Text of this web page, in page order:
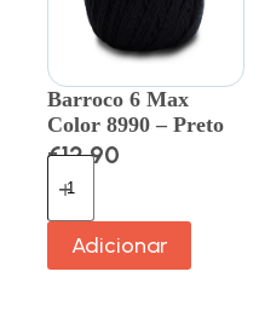
Barroco 6 Max
Color 8990 – Preto
€12.90
Adicionar